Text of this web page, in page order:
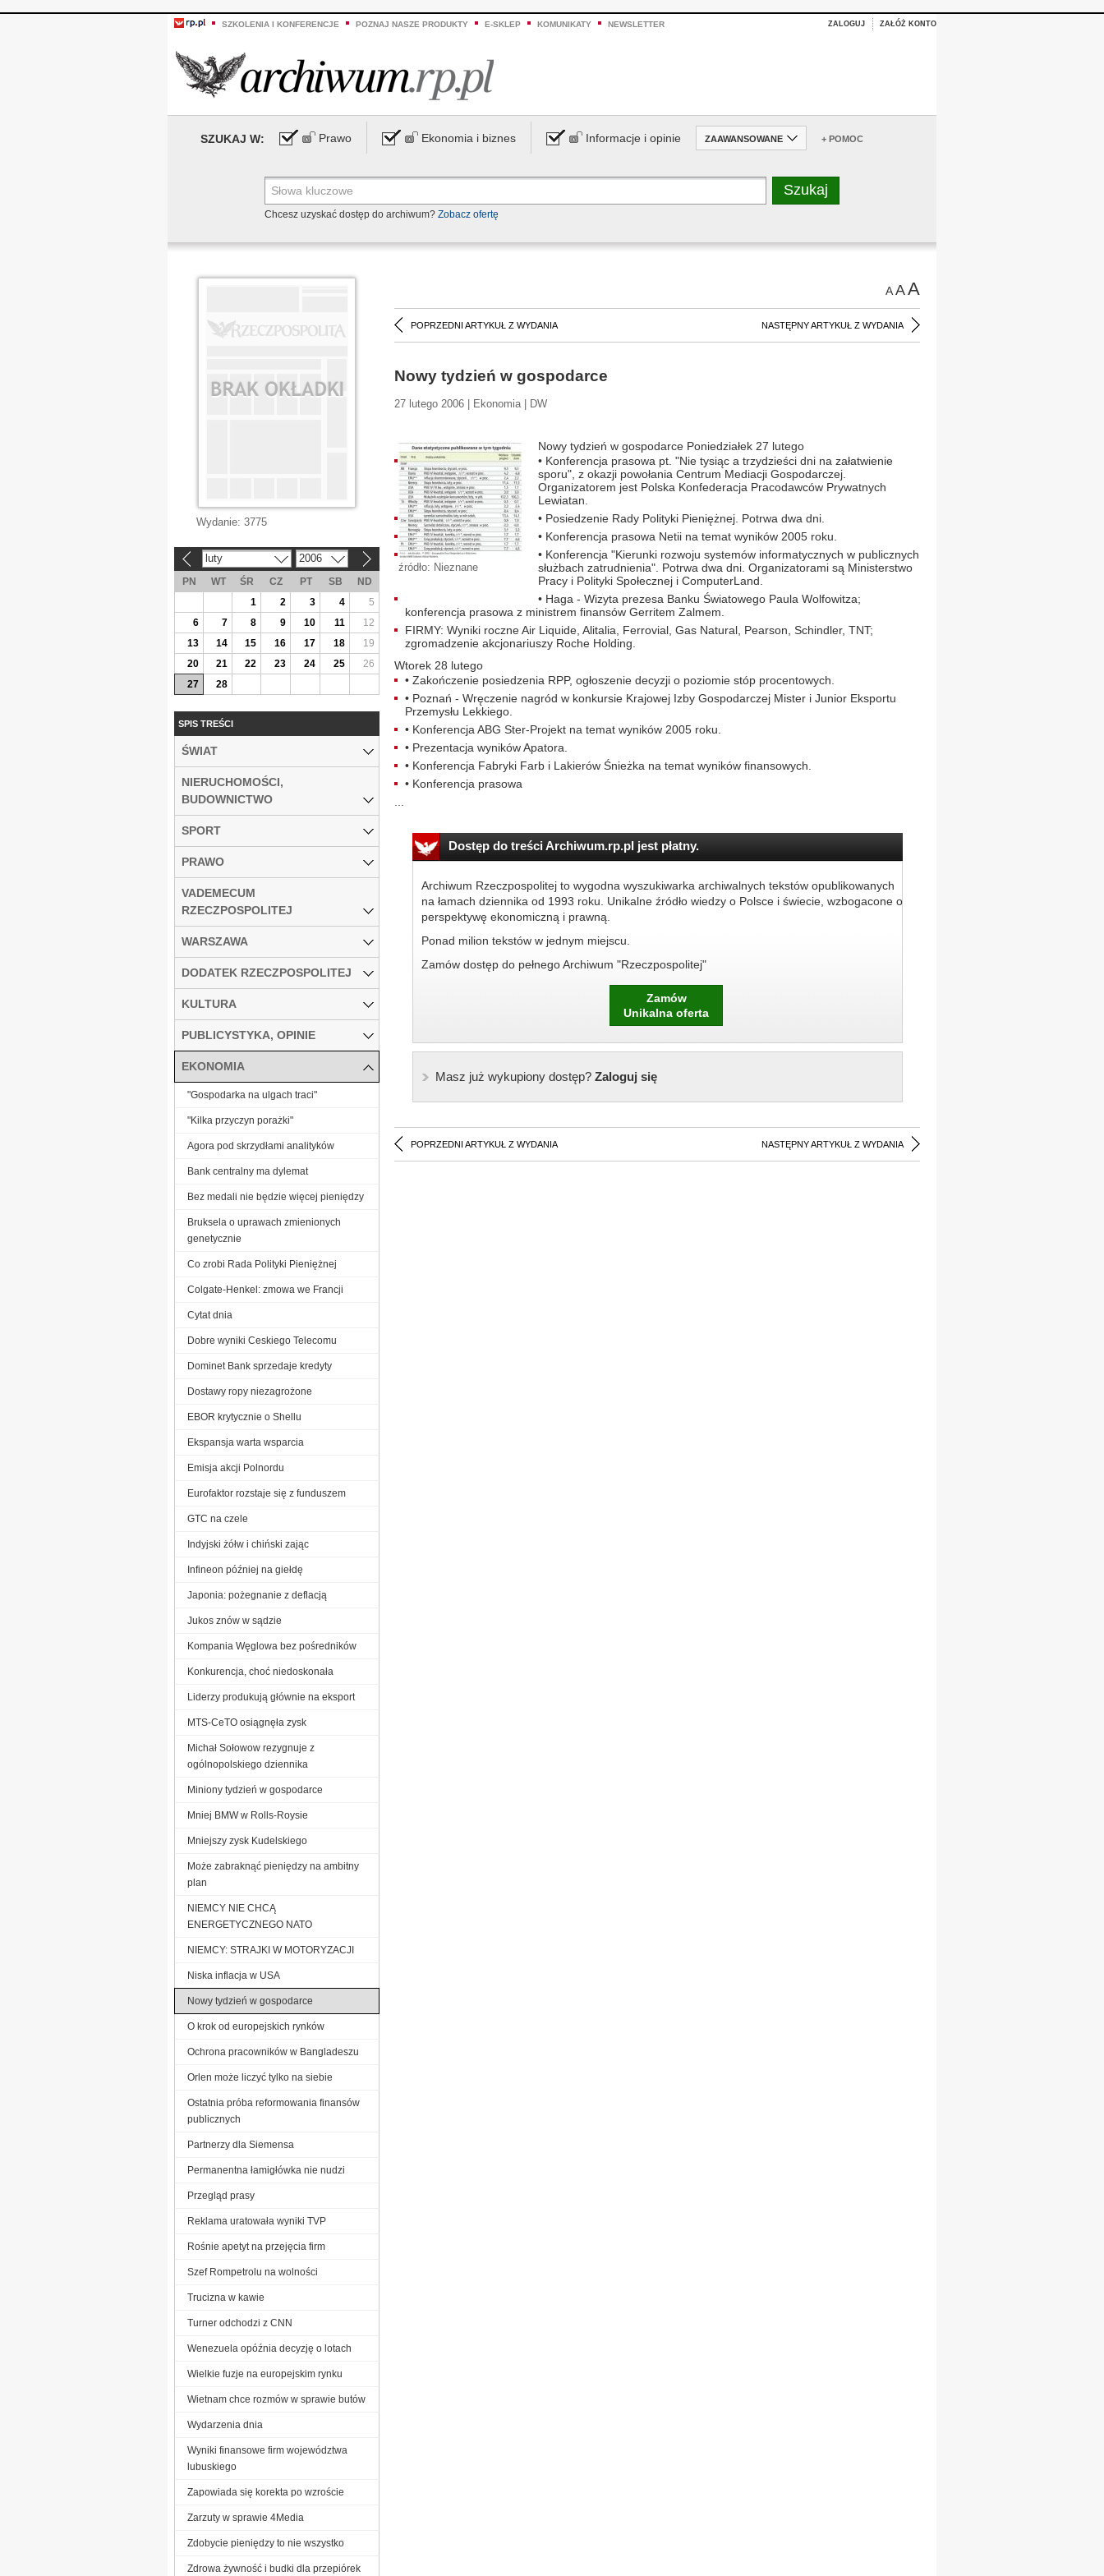
SZKOLENIA I KONFERENCJE POZNAJ NASZE PRODUKTY E-SKLEP KOMUNIKATY NEWSLETTER ZALOGUJ ZAŁÓŻ KONTO
SZUKAJ W: Prawo Ekonomia i biznes Informacje i opinie ZAAWANSOWANE + POMOC
Chcesz uzyskać dostęp do archiwum? Zobacz ofertę
AAA
POPRZEDNI ARTYKUŁ Z WYDANIA NASTĘPNY ARTYKUŁ Z WYDANIA
Nowy tydzień w gospodarce
27 lutego 2006 | Ekonomia | DW
źródło: Nieznane
Nowy tydzień w gospodarce Poniedziałek 27 lutego
• Konferencja prasowa pt. "Nie tysiąc a trzydzieści dni na załatwienie
sporu", z okazji powołania Centrum Mediacji Gospodarczej.
Organizatorem jest Polska Konfederacja Pracodawców Prywatnych
Lewiatan.
• Posiedzenie Rady Polityki Pieniężnej. Potrwa dwa dni.
• Konferencja prasowa Netii na temat wyników 2005 roku.
• Konferencja "Kierunki rozwoju systemów informatycznych w publicznych
służbach zatrudnienia". Potrwa dwa dni. Organizatorami są Ministerstwo
Pracy i Polityki Społecznej i ComputerLand.
• Haga - Wizyta prezesa Banku Światowego Paula Wolfowitza;
konferencja prasowa z ministrem finansów Gerritem Zalmem.
FIRMY: Wyniki roczne Air Liquide, Alitalia, Ferrovial, Gas Natural, Pearson, Schindler, TNT;
zgromadzenie akcjonariuszy Roche Holding.
Wtorek 28 lutego
• Zakończenie posiedzenia RPP, ogłoszenie decyzji o poziomie stóp procentowych.
• Poznań - Wręczenie nagród w konkursie Krajowej Izby Gospodarczej Mister i Junior Eksportu
Przemysłu Lekkiego.
• Konferencja ABG Ster-Projekt na temat wyników 2005 roku.
• Prezentacja wyników Apatora.
• Konferencja Fabryki Farb i Lakierów Śnieżka na temat wyników finansowych.
• Konferencja prasowa
Dostęp do treści Archiwum.rp.pl jest płatny.
Archiwum Rzeczpospolitej to wygodna wyszukiwarka archiwalnych tekstów opublikowanych
na łamach dziennika od 1993 roku. Unikalne źródło wiedzy o Polsce i świecie, wzbogacone o
perspektywę ekonomiczną i prawną.
Ponad milion tekstów w jednym miejscu.
Zamów dostęp do pełnego Archiwum "Rzeczpospolitej"
Zamów
Unikalna oferta
Masz już wykupiony dostęp?Zaloguj się
POPRZEDNI ARTYKUŁ Z WYDANIA NASTĘPNY ARTYKUŁ Z WYDANIA
Wydanie: 3775
luty 2006
PN WT ŚR CZ PT SB
ND
1
2 3 4
5
6
7 8 9 10 11
12
13
14 15 16 17 18
19
20
21 22 23 24 25
26
27
28
SPIS TREŚCI
ŚWIAT
NIERUCHOMOŚCI,
BUDOWNICTWO
SPORT
PRAWO
VADEMECUM
RZECZPOSPOLITEJ
WARSZAWA
DODATEK RZECZPOSPOLITEJ
KULTURA
PUBLICYSTYKA, OPINIE
EKONOMIA
"Gospodarka na ulgach traci"
"Kilka przyczyn porażki"
Agora pod skrzydłami analityków
Bank centralny ma dylemat
Bez medali nie będzie więcej pieniędzy
Bruksela o uprawach zmienionych
genetycznie
Co zrobi Rada Polityki Pieniężnej
Colgate-Henkel: zmowa we Francji
Cytat dnia
Dobre wyniki Ceskiego Telecomu
Dominet Bank sprzedaje kredyty
Dostawy ropy niezagrożone
EBOR krytycznie o Shellu
Ekspansja warta wsparcia
Emisja akcji Polnordu
Eurofaktor rozstaje się z funduszem
GTC na czele
Indyjski żółw i chiński zając
Infineon później na giełdę
Japonia: pożegnanie z deflacją
Jukos znów w sądzie
Kompania Węglowa bez pośredników
Konkurencja, choć niedoskonała
Liderzy produkują głównie na eksport
MTS-CeTO osiągnęła zysk
Michał Sołowow rezygnuje z
ogólnopolskiego dziennika
Miniony tydzień w gospodarce
Mniej BMW w Rolls-Roysie
Mniejszy zysk Kudelskiego
Może zabraknąć pieniędzy na ambitny
plan
NIEMCY NIE CHCĄ
ENERGETYCZNEGO NATO
NIEMCY: STRAJKI W MOTORYZACJI
Niska inflacja w USA
Nowy tydzień w gospodarce
O krok od europejskich rynków
Ochrona pracowników w Bangladeszu
Orlen może liczyć tylko na siebie
Ostatnia próba reformowania finansów
publicznych
Partnerzy dla Siemensa
Permanentna łamigłówka nie nudzi
Przegląd prasy
Reklama uratowała wyniki TVP
Rośnie apetyt na przejęcia firm
Szef Rompetrolu na wolności
Trucizna w kawie
Turner odchodzi z CNN
Wenezuela opóźnia decyzję o lotach
Wielkie fuzje na europejskim rynku
Wietnam chce rozmów w sprawie butów
Wydarzenia dnia
Wyniki finansowe firm województwa
lubuskiego
Zapowiada się korekta po wzroście
Zarzuty w sprawie 4Media
Zdobycie pieniędzy to nie wszystko
Zdrowa żywność i budki dla przepiórek